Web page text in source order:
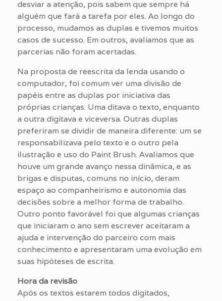
desviar a atenção, pois sabem que sempre há
alguém que fará a tarefa por eles. Ao longo do
processo, mudamos as duplas e tivemos muitos
casos de sucesso. Em outros, avaliamos que as
parcerias não foram acertadas.
Na proposta de reescrita da lenda usando o
computador, foi comum ver uma divisão de
papéis entre as duplas por iniciativa das
próprias crianças. Uma ditava o texto, enquanto
a outra digitava e viceversa. Outras duplas
preferiram se dividir de maneira diferente: um se
responsabilizava pelo texto e o outro pela
ilustração e uso do Paint Brush. Avaliamos que
houve um grande avanço nessa dinâmica, e as
brigas e disputas, comuns no início, deram
espaço ao companheirismo e autonomia das
decisões sobre a melhor forma de trabalho.
Outro ponto favorável foi que algumas crianças
que iniciaram o ano sem escrever aceitaram a
ajuda e intervenção do parceiro com mais
conhecimento e apresentaram uma evolução em
suas hipóteses de escrita.
Hora da revisão
Após os textos estarem todos digitados,